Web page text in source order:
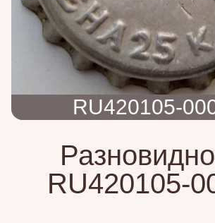
RU420105-
RU420105-